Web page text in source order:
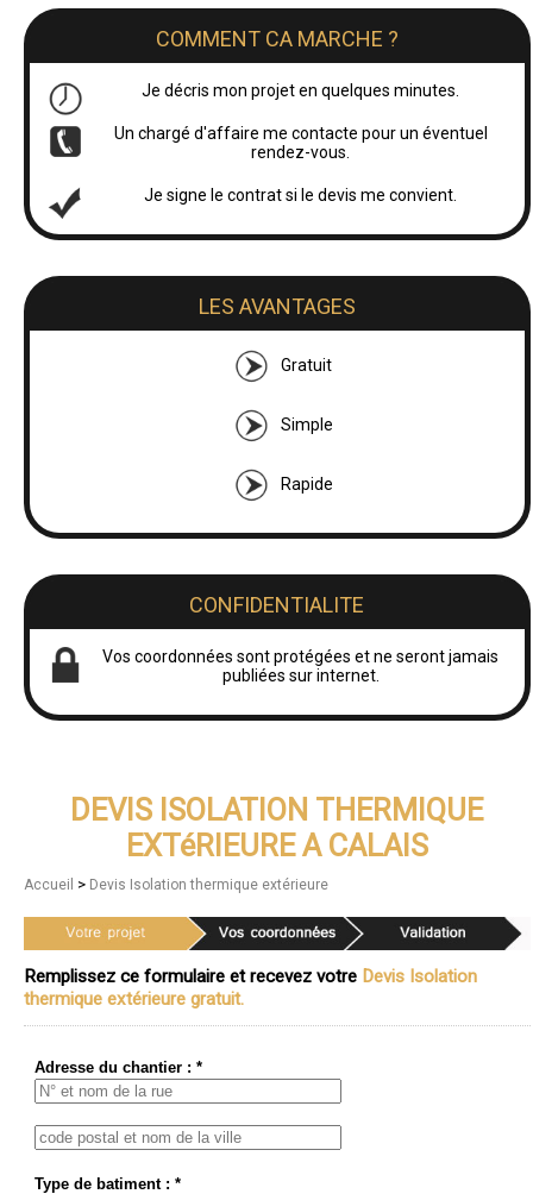
COMMENT CA MARCHE ?
Je décris mon projet en quelques minutes.
Un chargé d'affaire me contacte pour un éventuel
rendez-vous.
Je signe le contrat si le devis me convient.
LES AVANTAGES
Gratuit
Simple
Rapide
CONFIDENTIALITE
Vos coordonnées sont protégées et ne seront jamais
publiées sur internet.
DEVIS ISOLATION THERMIQUE
EXTéRIEURE A CALAIS
Accueil > Devis Isolation thermique extérieure
Remplissez ce formulaire et recevez votre Devis Isolation
thermique extérieure gratuit.
Adresse du chantier : *
Type de batiment : *